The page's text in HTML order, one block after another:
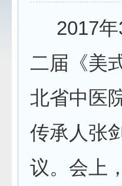
2017年
二届《美
北省中医
传承人张
议。会上